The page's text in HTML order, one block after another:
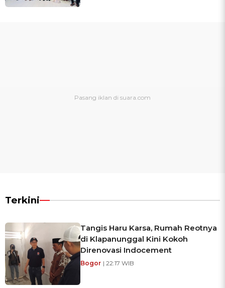
Terkini
Tangis Haru Karsa, Rumah Reotnya
di Klapanunggal Kini Kokoh
Direnovasi Indocement
Bogor | 22:17 WIB